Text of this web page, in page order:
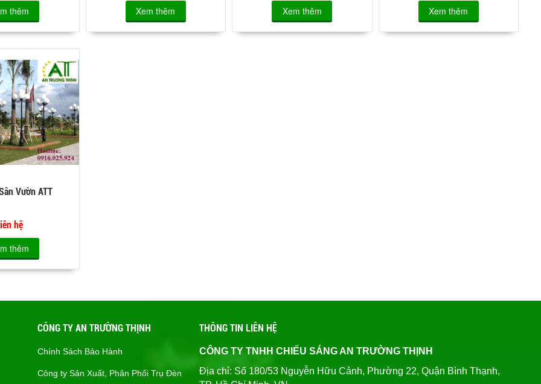
thêm Xem thêm Xem thêm Xem thêm
Vườn ATT
hệ
thêm
CÔNG TY AN TRƯỜNG THỊNH
Chính Sách Bảo Hành
Công ty Sản Xuất, Phân Phối Trụ Đèn
THÔNG TIN LIÊN HỆ
CÔNG TY TNHH CHIẾU SÁNG AN TRƯỜNG THỊNH
Địa chỉ: Số 180/53 Nguyễn Hữu Cảnh, Phường 22, Quận Bình Thạnh,